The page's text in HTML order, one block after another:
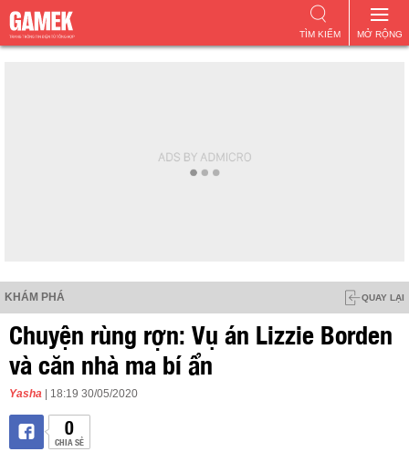
MỞ RỘNG
TÌM KIẾM
KHÁM PHÁ QUAY LẠI
Chuyện rùng rợn: Vụ án Lizzie Borden
và căn nhà ma bí ẩn
Yasha | 18:19 30/05/2020
0
CHIA SẺ